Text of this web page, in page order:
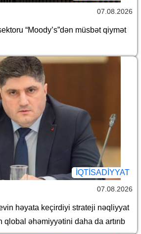
07.08.2026
“Moody’s”dən müsbət qiymət
İQTİSADİYYAT
07.08.2026
həyata keçirdiyi strateji nəqliyyat
əhəmiyyətini daha da artırıb